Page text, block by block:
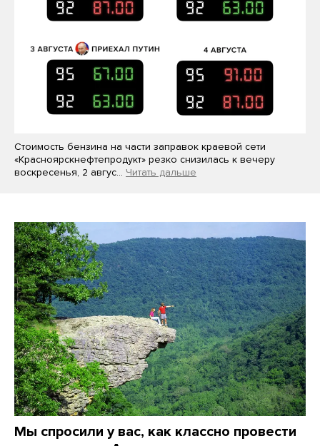
Стоимость бензина на части заправок краевой сети
«Красноярскнефтепродукт» резко снизилась к вечеру
воскресенья, 2 авгус… Читать дальше
Мы спросили у вас, как классно провести